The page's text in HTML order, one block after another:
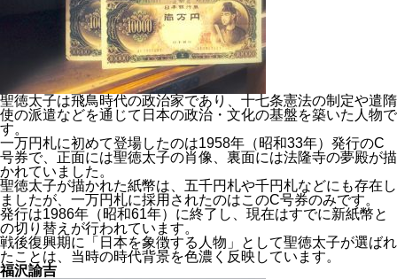
聖徳太子は飛鳥時代の政治家であり、十七条憲法の制定や遣隋
使の派遣などを通じて日本の政治・文化の基盤を築いた人物で
す。
一万円札に初めて登場したのは1958年（昭和33年）発行のC
号券で、正面には聖徳太子の肖像、裏面には法隆寺の夢殿が描
かれていました。
聖徳太子が描かれた紙幣は、五千円札や千円札などにも存在し
ましたが、一万円札に採用されたのはこのC号券のみです。
発行は1986年（昭和61年）に終了し、現在はすでに新紙幣と
の切り替えが行われています。
戦後復興期に「日本を象徴する人物」として聖徳太子が選ばれ
たことは、当時の時代背景を色濃く反映しています。
福沢諭吉